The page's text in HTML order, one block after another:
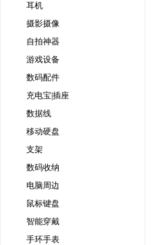
耳机
摄影摄像
自拍神器
游戏设备
数码配件
充电宝|插座
数据线
移动硬盘
支架
数码收纳
电脑周边
鼠标键盘
智能穿戴
手环手表